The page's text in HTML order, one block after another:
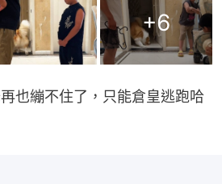
+6
也繃不住了，只能倉皇逃跑哈